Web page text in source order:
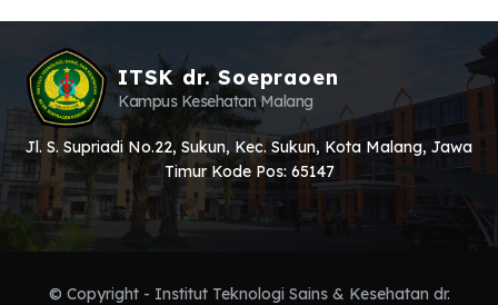
ITSK dr. Soepraoen
Kampus Kesehatan Malang
Jl. S. Supriadi No.22, Sukun, Kec. Sukun, Kota Malang, Jawa
Timur Kode Pos: 65147
© Copyright - Institut Teknologi Sains & Kesehatan dr.